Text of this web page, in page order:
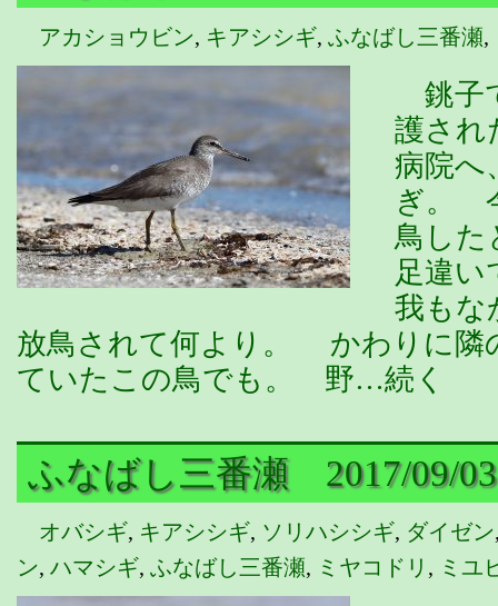
アカショウビン, キアシシギ, ふなばし三番瀬,
銚子
護され
病院へ
ぎ。
鳥し
足違い
我もな
放鳥されて何より。 かわりに隣
ていたこの鳥でも。 野…続く
ふなばし三番瀬 2017/09/
オバシギ, キアシシギ, ソリハシシギ, ダイゼン
ン, ハマシギ, ふなばし三番瀬, ミヤコドリ , ミユ